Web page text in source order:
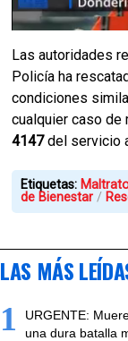
Las autoridades
Policía ha
condiciones
cualquier caso
4147del servicio
Etiquetas:
de Bienestar
LAS MÁS
1
URGENTE:
una dura batalla